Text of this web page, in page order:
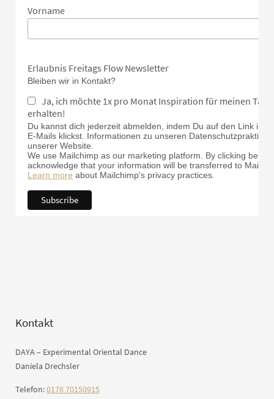
Vorname
Erlaubnis Freitags Flow Newsletter
Bleiben wir in Kontakt?
Ja, ich möchte 1x pro Monat Inspiration für meinen
erhalten!
Du kannst dich jederzeit abmelden, indem Du auf den Link in
E-Mails klickst. Informationen zu unseren
unserer Website.
We use Mailchimp as our marketing platform. By clicking
acknowledge that your information will be transferred to
Learn more about Mailchimp's privacy practices.
Kontakt
DAYA – Experimental Oriental Dance
Daniela Drechsler
Telefon:0176 70150915